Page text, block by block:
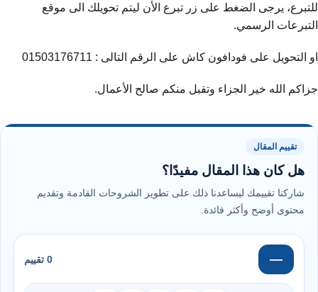
للتبرع، يرجى الضغط على زر تبرع الأن ليتم تحويلك الى موقع
التبرعات الرسمي.
او التحويل على فودافون كاش على الرقم التالى : 01503176711
جزاكم الله خير الجزاء وتقبل منكم صالح الأعمال.
تقييم المقال
هل كان هذا المقال مفيدًا؟
شاركنا تقييمك ليساعدنا ذلك على تطوير الشروحات القادمة وتقديم
محتوى أوضح وأكثر فائدة.
— 0 تقييم